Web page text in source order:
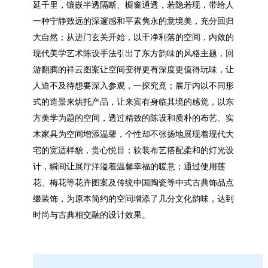
延千里，镶嵌半透隔断、橱窗通透，若隐若现，带给人
一种宁静致远的深邃感和平素隽永的意境美，充分回归
大自然；从进门玄关开始，以干净利落的空间，内敛的
现代美学艺术陈设手法引出了东方韵味的风格主题，回
游翻腾的祥云图案让空间变得更有深度更值得玩味，让
人迫不及待想要深入参观，一探究竟；展厅内以不同形
式的造景来烘托产品，让来宾有身临其境的感觉，以东
方美学为题的空间，透过精致的陈设和质朴的布艺、实
木家具为空间增添温馨，个性却不张扬地展现着现代大
宅的宽适样貌，赏心悦目；软装布艺搭配柔和的灯光设
计，瞬间让展厅洋溢着温馨幸福的暖意；通过使用莲
花、梅花等花卉图案及传统中国陶瓷等中式古典饰品点
缀装饰，为原本简约的空间增添了几分文化韵味，达到
时尚与古典相交融的设计效果。